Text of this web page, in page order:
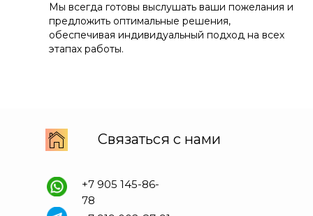
Мы всегда готовы выслушать ваши пожелания и
предложить оптимальные решения,
обеспечивая индивидуальный подход на всех
этапах работы.
Связаться с нами
+7 905 145-86-
78